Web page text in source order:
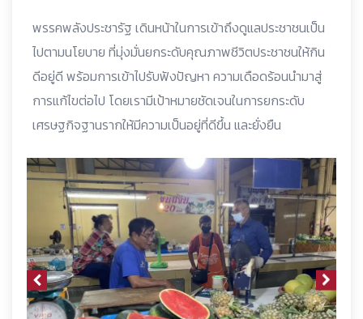
พรรคพลังประชารัฐ เดินหน้าในการเข้าถึงดูแลประชาชนเป็น
ไปตามนโยบาย ที่มุ่งมั่นยกระดับคุณภาพชีวิตประชาชนให้กิน
ดีอยู่ดี พร้อมการเข้าไปรับฟังปัญหา ความเดือดร้อนนำมาสู่
การแก้ไขต่อไป โดยเรามีเป้าหมายชัดเจนในการยกระดับ
เศรษฐกิจฐานรากให้มีความเป็นอยู่ที่ดีขึ้น และยั่งยืน